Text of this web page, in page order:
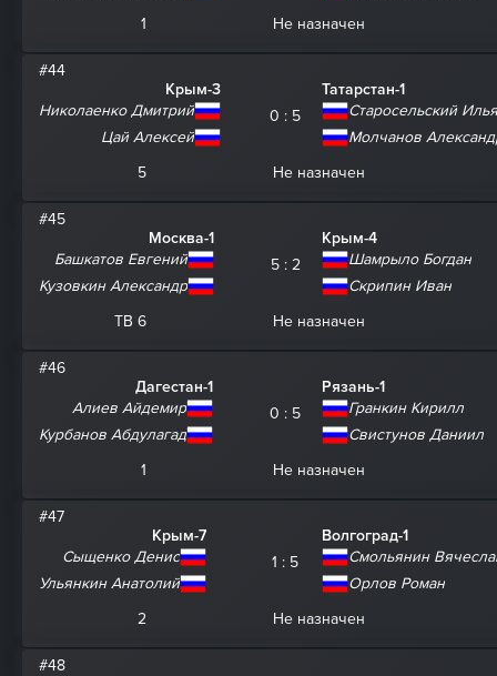
1
Не назначен
#44
Крым-3
Николаенко Дмитрий
Цай Алексей
0 : 5
Татарстан-1
Старосельский Илья
Молчанов
5
Не назначен
#45
Москва-1
Башкатов Евгений
Кузовкин Александр
5 : 2
Крым-4
Шамрыло Богдан
Скрипин Иван
ТВ 6
Не назначен
#46
Дагестан-1
Алиев Айдемир
Курбанов Абдулагад
0 : 5
Рязань-1
Гранкин Кирилл
Свистунов Даниил
1
Не назначен
#47
Крым-7
Сыщенко Денис
Ульянкин Анатолий
1 : 5
Волгоград-1
Смольянин
Орлов Роман
2
Не назначен
#48